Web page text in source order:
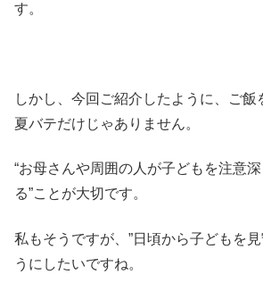
す。
しかし、今回ご紹介したように、ご飯
夏バテだけじゃありません。
“お母さんや周囲の人が子どもを注意
る”ことが大切です。
私もそうですが、”日頃から子どもを
うにしたいですね。